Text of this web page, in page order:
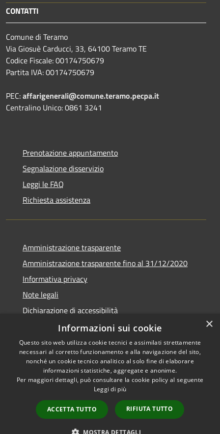
CONTATTI
Comune di Teramo
Via Giosuè Carducci, 33, 64100 Teramo TE
Codice Fiscale: 00174750679
Partita IVA: 00174750679
PEC:affarigenerali@comune.teramo.pecpa.it
Centralino Unico: 0861 3241
Prenotazione appuntamento
Segnalazione disservizio
Leggi le FAQ
Richiesta assistenza
Amministrazione trasparente
Amministrazione trasparente fino al 31/12/2020
Informativa privacy
Note legali
Dichiarazione di accessibilità
Accessibilità
Privacy
Mappa del sito
Area riservata ai
Copyright © 2026 • Comune di
Teramo • Powered by
Municipium• Accesso
×
Informazioni sui cookie
Questo sito web utilizza cookie tecnici e assimilati strettamente
necessari al corretto funzionamento e alla navigazione del sito,
nonché un cookie tecnico analitico al solo fine di elaborare
informazioni statistiche, aggregate e anonime.
Per maggiori dettagli, può consultare la cookie policy al seguente
Leggi di più
ACCETTA TUTTO RIFIUTA TUTTO
MOSTRA DETTAGLI